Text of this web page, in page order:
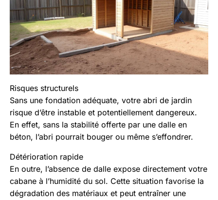
Risques structurels
Sans une fondation adéquate, votre abri de jardin
risque d’être instable et potentiellement dangereux.
En effet, sans la stabilité offerte par une dalle en
béton, l’abri pourrait bouger ou même s’effondrer.
Détérioration rapide
En outre, l’absence de dalle expose directement votre
cabane à l’humidité du sol. Cette situation favorise la
dégradation des matériaux et peut entraîner une